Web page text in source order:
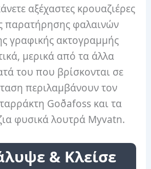
αξέχαστες κρουαζιέρες
παρατήρησης φαλαινών
γραφικής ακτογραμμής
μερικά από τα άλλα
του που βρίσκονται σε
περιλαμβάνουν τον
Goðafoss και τα
φυσικά λουτρά Myvatn.
& Κλείσε